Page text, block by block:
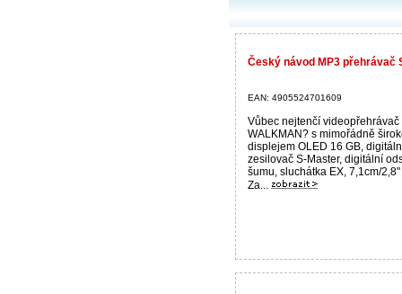
Český návod MP3 přehrávač
EAN: 4905524701609
Vůbec nejtenčí videopřehrávač
WALKMAN? s mimořádně
displejem OLED 16 GB,
zesilovač S-Master, digitální
šumu, sluchátka EX, 7,1cm/
Za...